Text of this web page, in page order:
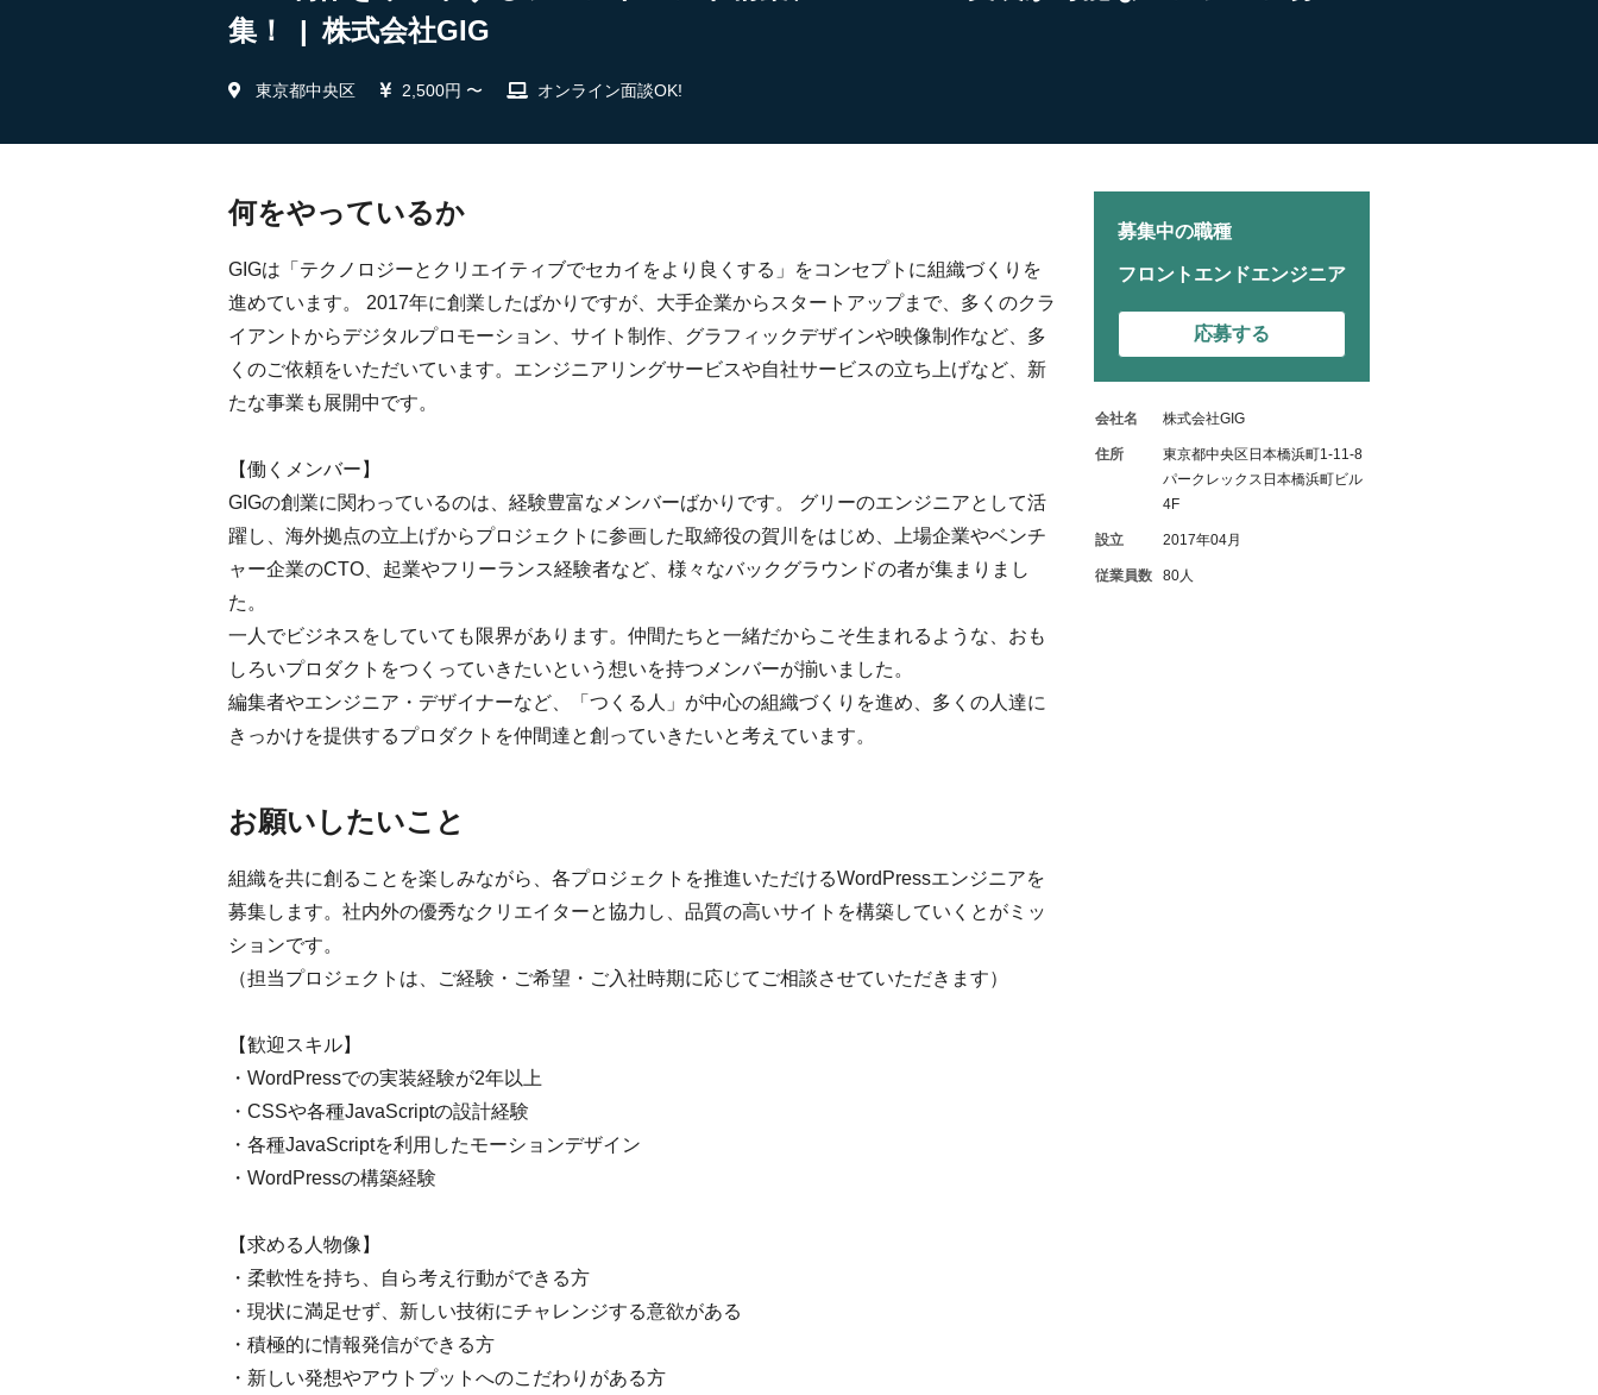
集！ | 株式会社GIG
東京都中央区 2,500円 〜 オンライン面談OK!
何をやっているか
GIGは「テクノロジーとクリエイティブでセカイをより良くする」をコンセプトに組織づくりを
進めています。 2017年に創業したばかりですが、大手企業からスタートアップまで、多くのクラ
イアントからデジタルプロモーション、サイト制作、グラフィックデザインや映像制作など、多
くのご依頼をいただいています。エンジニアリングサービスや自社サービスの立ち上げなど、新
たな事業も展開中です。
【働くメンバー】
GIGの創業に関わっているのは、経験豊富なメンバーばかりです。 グリーのエンジニアとして活
躍し、海外拠点の立上げからプロジェクトに参画した取締役の賀川をはじめ、上場企業やベンチ
ャー企業のCTO、起業やフリーランス経験者など、様々なバックグラウンドの者が集まりまし
た。
一人でビジネスをしていても限界があります。仲間たちと一緒だからこそ生まれるような、おも
しろいプロダクトをつくっていきたいという想いを持つメンバーが揃いました。
編集者やエンジニア・デザイナーなど、「つくる人」が中心の組織づくりを進め、多くの人達に
きっかけを提供するプロダクトを仲間達と創っていきたいと考えています。
お願いしたいこと
組織を共に創ることを楽しみながら、各プロジェクトを推進いただけるWordPressエンジニアを
募集します。社内外の優秀なクリエイターと協力し、品質の高いサイトを構築していくとがミッ
ションです。
（担当プロジェクトは、ご経験・ご希望・ご入社時期に応じてご相談させていただきます）
【歓迎スキル】
・WordPressでの実装経験が2年以上
・CSSや各種JavaScriptの設計経験
・各種JavaScriptを利用したモーションデザイン
・WordPressの構築経験
【求める人物像】
・柔軟性を持ち、自ら考え行動ができる方
・現状に満足せず、新しい技術にチャレンジする意欲がある
・積極的に情報発信ができる方
・新しい発想やアウトプットへのこだわりがある方
募集中の職種
フロントエンドエンジニア
応募する
会社名 株式会社GIG
住所
東京都中央区日本橋浜町1-11-8
パークレックス日本橋浜町ビル
4F
設立 2017年04月
従業員数 80人